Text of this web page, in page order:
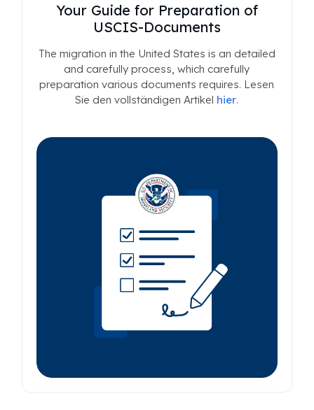
Your Guide for Preparation of
USCIS-Documents
The migration in the United States is an detailed
and carefully process, which carefully
preparation various documents requires. Lesen
Sie den vollständigen Artikel hier.